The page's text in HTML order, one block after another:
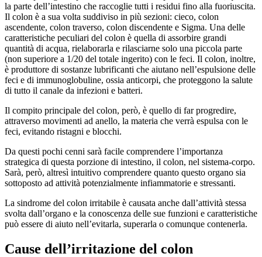
la parte dell’intestino che raccoglie tutti i residui fino alla fuoriuscita.
Il colon è a sua volta suddiviso in più sezioni: cieco, colon
ascendente, colon traverso, colon discendente e Sigma. Una delle
caratteristiche peculiari del colon è quella di assorbire grandi
quantità di acqua, rielaborarla e rilasciarne solo una piccola parte
(non superiore a 1/20 del totale ingerito) con le feci. Il colon, inoltre,
è produttore di sostanze lubrificanti che aiutano nell’espulsione delle
feci e di immunoglobuline, ossia anticorpi, che proteggono la salute
di tutto il canale da infezioni e batteri.
Il compito principale del colon, però, è quello di far progredire,
attraverso movimenti ad anello, la materia che verrà espulsa con le
feci, evitando ristagni e blocchi.
Da questi pochi cenni sarà facile comprendere l’importanza
strategica di questa porzione di intestino, il colon, nel sistema-corpo.
Sarà, però, altresì intuitivo comprendere quanto questo organo sia
sottoposto ad attività potenzialmente infiammatorie e stressanti.
La sindrome del colon irritabile è causata anche dall’attività stessa
svolta dall’organo e la conoscenza delle sue funzioni e caratteristiche
può essere di aiuto nell’evitarla, superarla o comunque contenerla.
Cause dell’irritazione del colon